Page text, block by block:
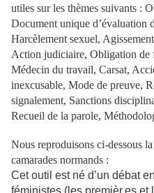
utiles sur les thèmes suivants :
Document unique d’évaluation
Harcèlement sexuel,
Action judiciaire, Obligation de
Médecin du travail, Carsat,
inexcusable, Mode de preuve,
signalement, Sanctions
Recueil de la parole,
Nous reproduisons ci-dessous
camarades normands :
Cet outil est né d’un débat